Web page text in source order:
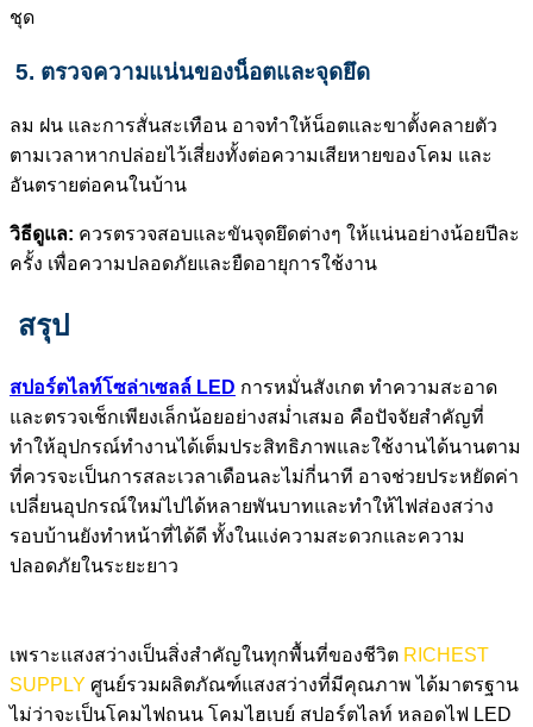
ชุด
5. ตรวจความแน่นของน็อตและจุดยึด
ลม ฝน และการสั่นสะเทือน อาจทำให้น็อตและขาตั้งคลายตัว
ตามเวลาหากปล่อยไว้เสี่ยงทั้งต่อความเสียหายของโคม และ
อันตรายต่อคนในบ้าน
วิธีดูแล: ควรตรวจสอบและขันจุดยึดต่างๆ ให้แน่นอย่างน้อยปีละ
ครั้ง เพื่อความปลอดภัยและยืดอายุการใช้งาน
สรุป
สปอร์ตไลท์โซล่าเซลล์ LED การหมั่นสังเกต ทำความสะอาด
และตรวจเช็กเพียงเล็กน้อยอย่างสม่ำเสมอ คือปัจจัยสำคัญที่
ทำให้อุปกรณ์ทำงานได้เต็มประสิทธิภาพและใช้งานได้นานตาม
ที่ควรจะเป็นการสละเวลาเดือนละไม่กี่นาที อาจช่วยประหยัดค่า
เปลี่ยนอุปกรณ์ใหม่ไปได้หลายพันบาทและทำให้ไฟส่องสว่าง
รอบบ้านยังทำหน้าที่ได้ดี ทั้งในแง่ความสะดวกและความ
ปลอดภัยในระยะยาว
เพราะแสงสว่างเป็นสิ่งสำคัญในทุกพื้นที่ของชีวิต RICHEST
SUPPLY ศูนย์รวมผลิตภัณฑ์แสงสว่างที่มีคุณภาพ ได้มาตรฐาน
ไม่ว่าจะเป็นโคมไฟถนน โคมไฮเบย์ สปอร์ตไลท์ หลอดไฟ LED